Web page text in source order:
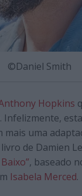
©Daniel Smith
Hopkins
mais uma
de Damien
, baseado
Isabela Merced.